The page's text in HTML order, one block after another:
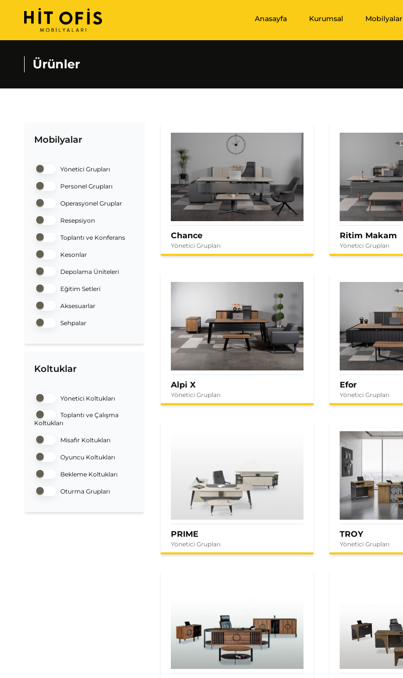
Anasayfa Kurumsal Mobilyalar
Ürünler
Mobilyalar
Yönetici Grupları
Personel Grupları
Operasyonel Gruplar
Resepsiyon
Toplantı ve Konferans
Kesonlar
Depolama Üniteleri
Eğitim Setleri
Aksesuarlar
Sehpalar
Koltuklar
Yönetici Koltukları
Toplantı ve Çalışma
Koltukları
Misafir Koltukları
Oyuncu Koltukları
Bekleme Koltukları
Oturma Grupları
Chance
Yönetici Grupları
Ritim Makam
Yönetici Grupları
Alpi X
Yönetici Grupları
Efor
Yönetici Grupları
PRIME
Yönetici Grupları
TROY
Yönetici Grupları